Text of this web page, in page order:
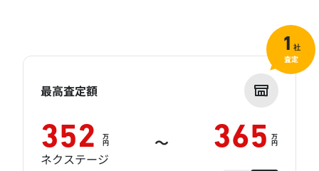
最高査定額
352 万
円 ～ 365 万
円
ネクステージ
1 社
査定